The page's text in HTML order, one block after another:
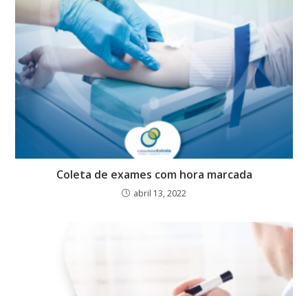
Coleta de exames com hora marcada
abril 13, 2022